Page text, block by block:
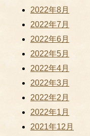
2022年8月
2022年7月
2022年6月
2022年5月
2022年4月
2022年3月
2022年2月
2022年1月
2021年12月